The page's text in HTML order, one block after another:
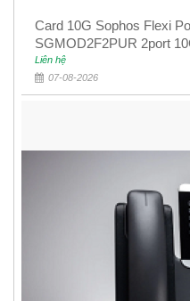
Card 10G Sophos Flexi
SGMOD2F2PUR 2port
Liên hệ
07-08-2026